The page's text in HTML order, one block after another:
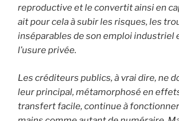
reproductive et le convertit ainsi en
ait pour cela à subir les risques, les
inséparables de son emploi industriel
l’usure privée.
Les créditeurs publics, à vrai dire, ne
leur principal, métamorphosé en
transfert facile, continue à